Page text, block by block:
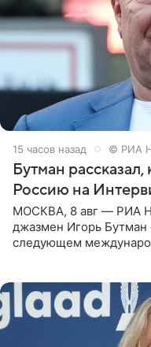
15 часов назад © РИА
Бутман
Россию на
МОСКВА, 8 авг — РИА
джазмен Игорь Бутман
следующем